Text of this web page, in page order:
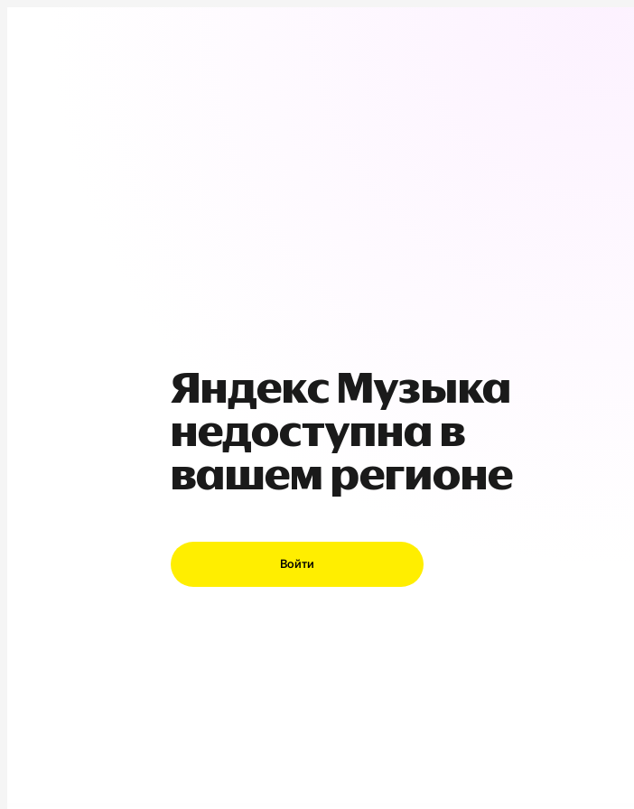
Яндекс Музыка
недоступна в
вашем регионе
Войти